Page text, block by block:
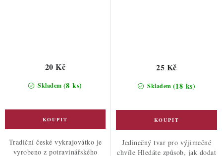
Skladem (8 ks)
20 Kč
Tradiční české vykrajovátko je
vyrobeno z potravinářského
Skladem (18 ks)
25 Kč
Jedinečný tvar pro výjimečné
chvíle Hledáte způsob, jak dodat